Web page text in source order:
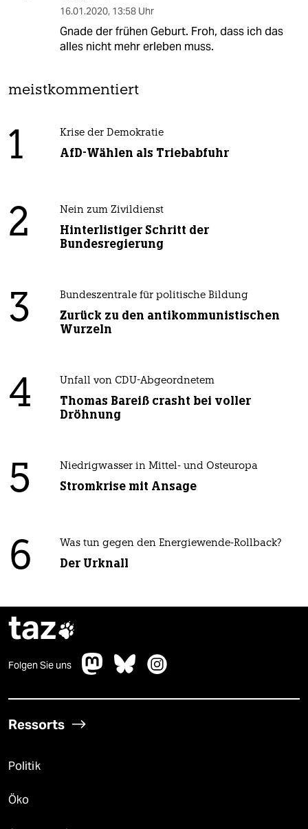
16.01.2020, 13:58 Uhr
Gnade der frühen Geburt. Froh, dass ich das
alles nicht mehr erleben muss.
meistkommentiert
1 Krise der Demokratie
AfD-Wählen als Triebabfuhr
2 Nein zum Zivildienst
Hinterlistiger Schritt der
Bundesregierung
3 Bundeszentrale für politische Bildung
Zurück zu den antikommunistischen
Wurzeln
4 Unfall von CDU-Abgeordnetem
Thomas Bareiß crasht bei voller
Dröhnung
5 Niedrigwasser in Mittel- und Osteuropa
Stromkrise mit Ansage
6 Was tun gegen den Energiewende-Rollback?
Der Urknall
taz
Folgen Sie uns
Ressorts
Politik
Öko